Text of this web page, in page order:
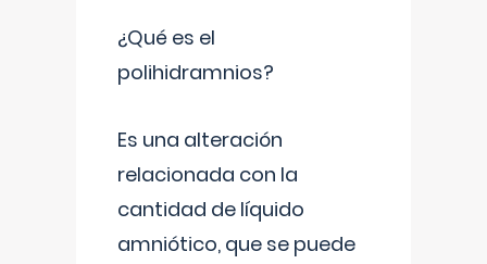
¿Qué es el
polihidramnios?
Es una alteración
relacionada con la
cantidad de líquido
amniótico, que se puede